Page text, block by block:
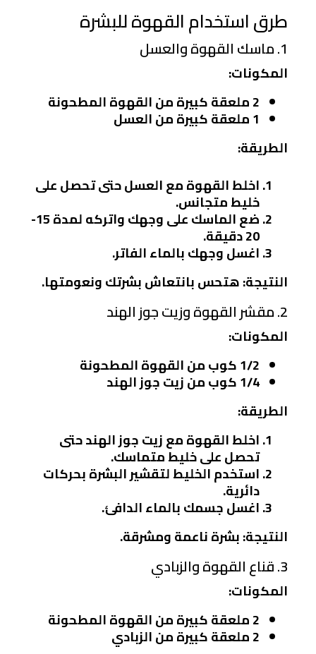
طرق استخدام القهوة للبشرة
1. ماسك القهوة والعسل
المكونات:
2 ملعقة كبيرة من القهوة المطحونة
1 ملعقة كبيرة من العسل
الطريقة:
اخلط القهوة مع العسل حتى تحصل على
خليط متجانس.
ضع الماسك على وجهك واتركه لمدة 15-
20 دقيقة.
اغسل وجهك بالماء الفاتر.
النتيجة: هتحس بانتعاش بشرتك ونعومتها.
2. مقشر القهوة وزيت جوز الهند
المكونات:
1/2 كوب من القهوة المطحونة
1/4 كوب من زيت جوز الهند
الطريقة:
اخلط القهوة مع زيت جوز الهند حتى
تحصل على خليط متماسك.
استخدم الخليط لتقشير البشرة بحركات
دائرية.
اغسل جسمك بالماء الدافئ.
النتيجة: بشرة ناعمة ومشرقة.
3. قناع القهوة والزبادي
المكونات:
2 ملعقة كبيرة من القهوة المطحونة
2 ملعقة كبيرة من الزبادي